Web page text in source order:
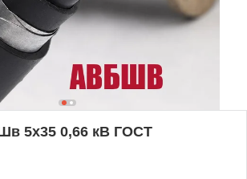
5х35 0,66 кВ ГОСТ